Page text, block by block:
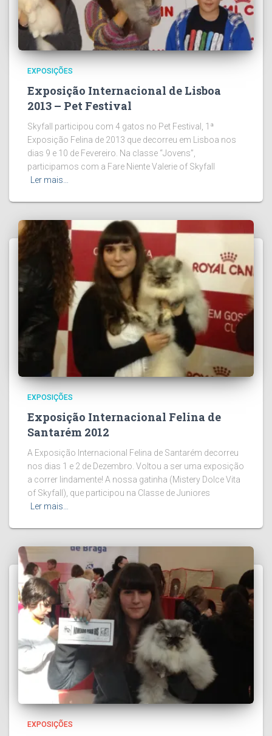
EXPOSIÇÕES
Exposição Internacional de Lisboa
2013 – Pet Festival
Skyfall participou com 4 gatos no Pet Festival, 1ª
Exposição Felina de 2013 que decorreu em Lisboa nos
dias 9 e 10 de Fevereiro. Na classe “Jovens”,
participamos com a Fare Niente Valerie of Skyfall
Ler mais…
EXPOSIÇÕES
Exposição Internacional Felina de
Santarém 2012
A Exposição Internacional Felina de Santarém decorreu
nos dias 1 e 2 de Dezembro. Voltou a ser uma exposição
a correr lindamente! A nossa gatinha (Mistery Dolce Vita
of Skyfall), que participou na Classe de Juniores
Ler mais…
EXPOSIÇÕES